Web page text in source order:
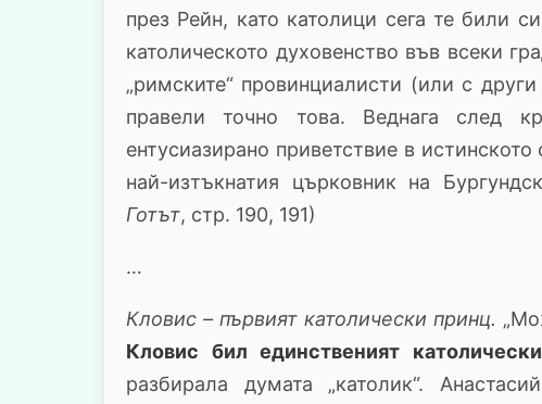
през Рейн, като католици сега те били
католическото духовенство във всеки
„римските“ провинциалисти (или с
правели точно това. Веднага след
ентусиазирано приветствие в
най-изтъкнатия църковник на
Готът, стр. 190, 191)
…
Кловис – първият католически принц.
Кловис бил единственият
разбирала думата „католик“.